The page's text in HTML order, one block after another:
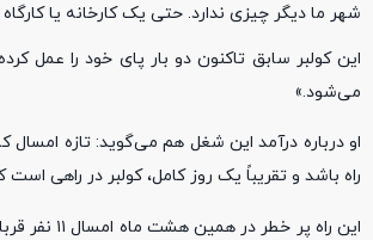
شهر ما دیگر چیزی ندارد. حتی یک کارخانه یا
می‌شود.»
او درباره درآمد این شغل هم می‌گوید: تازه
راه باشد و تقریباً یک روز کامل، کولبر در راهی است که ممکن
این راه